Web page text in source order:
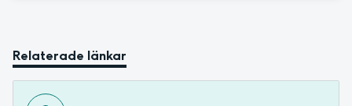
Relaterade länkar